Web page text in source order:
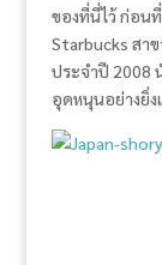
ของที่นี่ไว้ ก่อน
Starbucks สา
ประจำปี 2008
อุดหนุนอย่างยิ่ง